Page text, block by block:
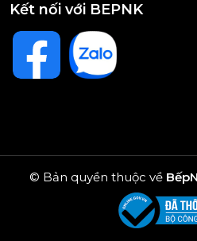
Kết nối với BEPNK
© Bản quyền thuộc về